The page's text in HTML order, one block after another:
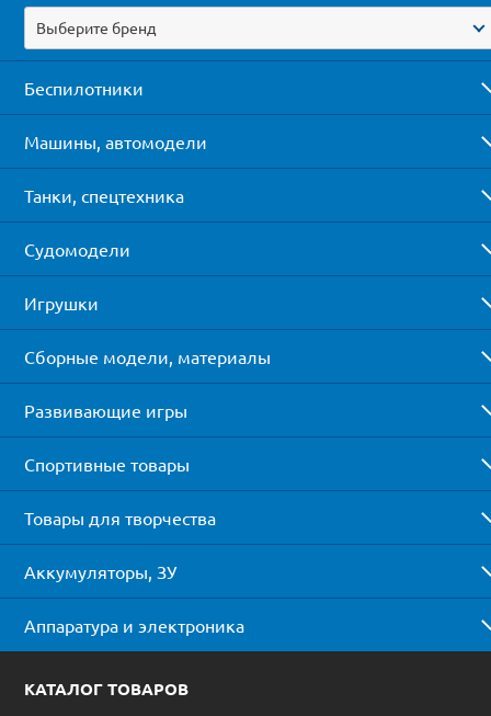
Выберите бренд
Беспилотники
Машины, автомодели
Танки, спецтехника
Судомодели
Игрушки
Сборные модели, материалы
Развивающие игры
Спортивные товары
Товары для творчества
Аккумуляторы, ЗУ
Аппаратура и электроника
КАТАЛОГ ТОВАРОВ